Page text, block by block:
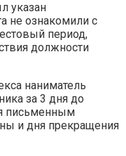
указан
не ознакомили с
период,
должности
наниматель
за 3 дня до
письменным
и дня прекращения